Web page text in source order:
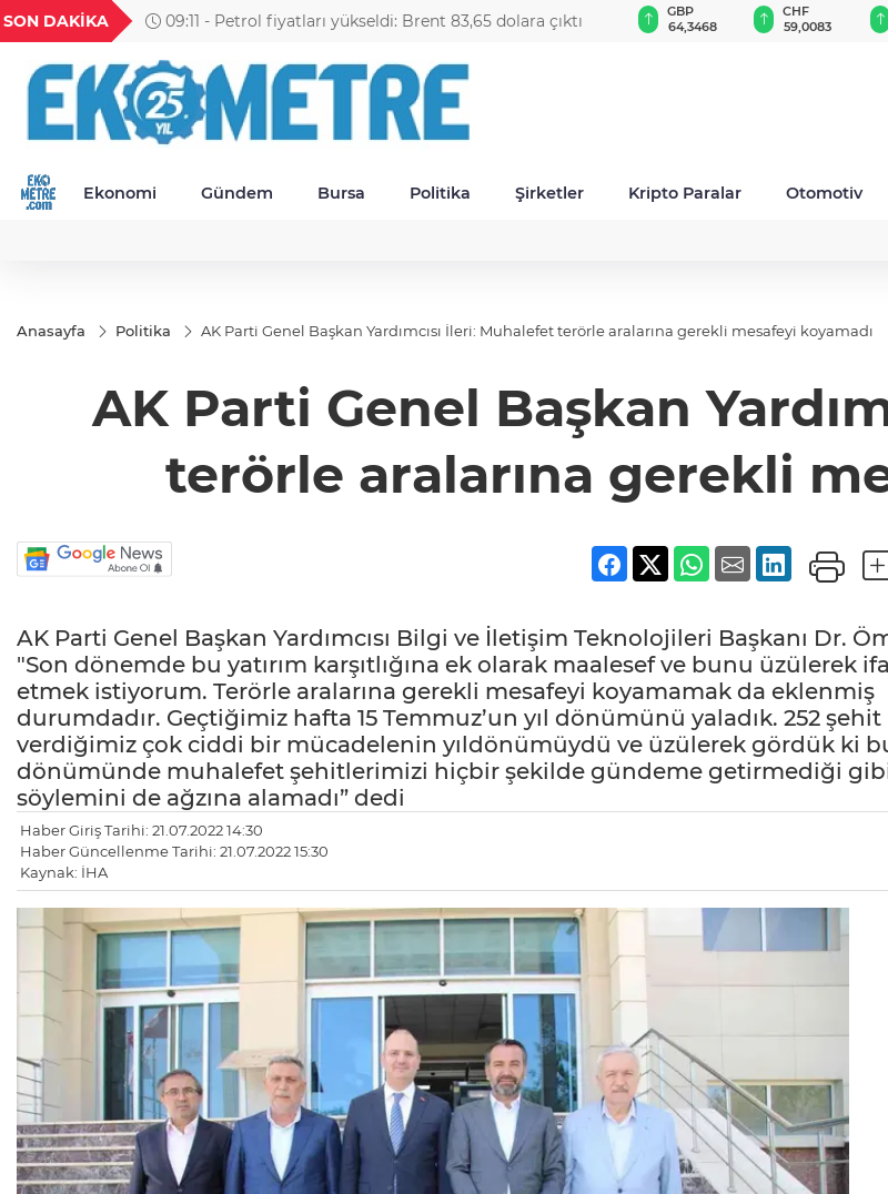
SON DAKİKA 09:11 - Petrol fiyatları yükseldi: Brent 83,65 dolara çıktı
0,0018
GAU/TRY
6.660,55
BIST 100
13.779,39
USD
47,6787
EUR
55,1254
GBP
64,3468
CHF
59,0083
Ekonomi Gündem Bursa Politika Şirketler Kripto Paralar Otomotiv
Anasayfa Politika AK Parti Genel Başkan Yardımcısı İleri: Muhalefet terörle aralarına gerekli mesafeyi koyamadı
AK Parti Genel Başkan
terörle aralarına gerekli
AK Parti Genel Başkan Yardımcısı Bilgi ve İletişim Teknolojileri Başkanı Dr.
"Son dönemde bu yatırım karşıtlığına ek olarak maalesef ve bunu üzülerek
etmek istiyorum. Terörle aralarına gerekli mesafeyi koyamamak da eklenmiş
durumdadır. Geçtiğimiz hafta 15 Temmuz’un yıl dönümünü yaladık. 252 şehit
verdiğimiz çok ciddi bir mücadelenin yıldönümüydü ve üzülerek gördük ki
dönümünde muhalefet şehitlerimizi hiçbir şekilde gündeme getirmediği gibi
söylemini de ağzına alamadı” dedi
Haber Giriş Tarihi: 21.07.2022 14:30
Haber Güncellenme Tarihi: 21.07.2022 15:30
Kaynak: İHA